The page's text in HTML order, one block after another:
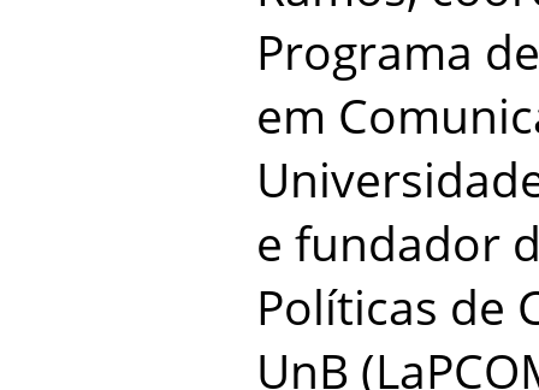
Programa
em
e fundador
Políticas de
UnB